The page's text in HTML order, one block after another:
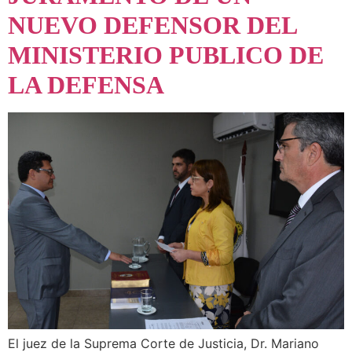
NUEVO DEFENSOR DEL
MINISTERIO PUBLICO DE
LA DEFENSA
El juez de la Suprema Corte de Justicia, Dr. Mariano